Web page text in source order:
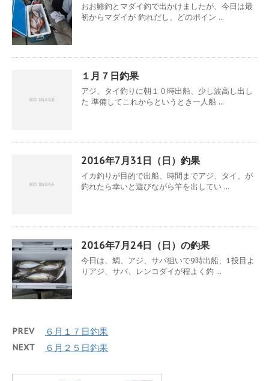
おお鯵釣とマダイ釣で出かけましたが、今日は最
初からマダイが 釣れだし、どのポイン ...
１月７日釣果
アジ、タイ釣りに朝１０時出船、少し波高し出し
た 準備してこれからというとき一人船 ...
2016年7月31日（日）釣果
イカ釣りが目的で出船、時間までアジ、タイ、が
釣れたら幸いと遊びながら竿を出してい ...
2016年7月24日（日）の釣果
今日は、鯛、アジ、サバ狙いで9時出船、1投目よ
りアジ、サバ、レンコダイが程よく釣 ...
PREV ６月１７日釣果
NEXT ６月２５日釣果